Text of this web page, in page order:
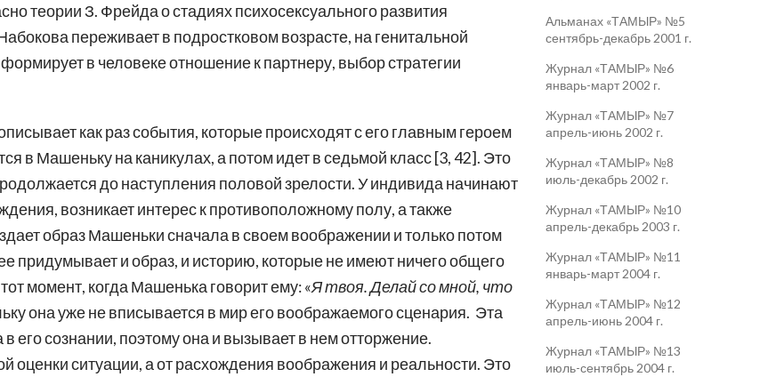
теории З. Фрейда о стадиях психосексуального развития
переживает в подростковом возрасте, на генитальной
в человеке отношение к партнеру, выбор стратегии
как раз события, которые происходят с его главным героем
в Машеньку на каникулах, а потом идет в седьмой класс [3, 42]. Это
до наступления половой зрелости. У индивида начинают
возникает интерес к противоположному полу, а также
образ Машеньки сначала в своем воображении и только потом
придумывает и образ, и историю, которые не имеют ничего общего
момент, когда Машенька говорит ему: «Я твоя. Делай со мной, что
она уже не вписывается в мир его воображаемого сценария. Эта
его сознании, поэтому она и вызывает в нем отторжение.
оценки ситуации, а от расхождения воображения и реальности. Это
Альманах «ТАМЫР» №5
сентябрь-декабрь 2001 г.
Журнал «ТАМЫР» №6
январь-март 2002 г.
Журнал «ТАМЫР» №7
апрель-июнь 2002 г.
Журнал «ТАМЫР» №8
июль-декабрь 2002 г.
Журнал «ТАМЫР» №10
апрель-декабрь 2003 г.
Журнал «ТАМЫР» №11
январь-март 2004 г.
Журнал «ТАМЫР» №12
апрель-июнь 2004 г.
Журнал «ТАМЫР» №13
июль-сентябрь 2004 г.